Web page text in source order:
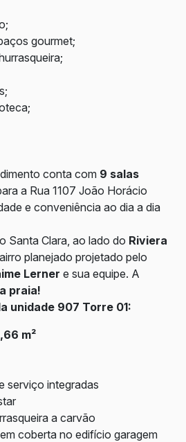
gourmet;
conta com 9 salas
a Rua 1107 João Horácio
e conveniência ao dia a dia
Santa Clara, ao lado do Riviera
planejado projetado pelo
Lerner e sua equipe. A
praia!
unidade 907 Torre 01:
m²
serviço integradas
a carvão
coberta no edifício garagem